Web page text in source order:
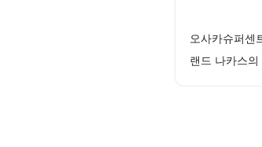
오사카슈퍼센
랜드 나카스